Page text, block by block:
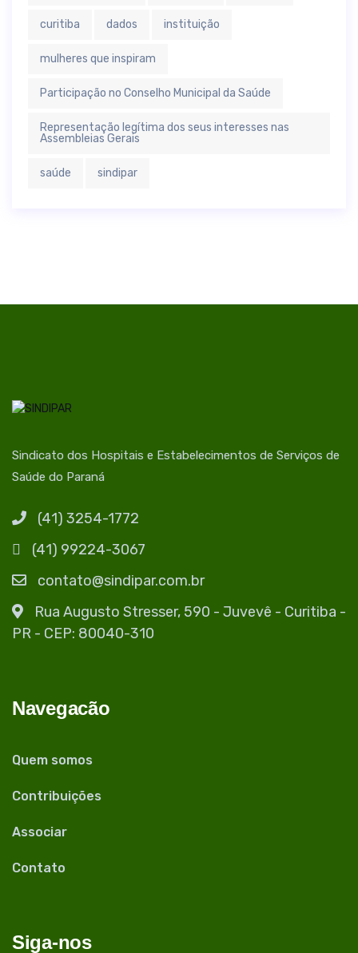
curitiba dados instituição
mulheres que inspiram
Participação no Conselho Municipal da Saúde
Representação legítima dos seus interesses nas
Assembleias Gerais
saúde sindipar
Sindicato dos Hospitais e Estabelecimentos de Serviços de
Saúde do Paraná
(41) 3254-1772
(41) 99224-3067
contato@sindipar.com.br
Rua Augusto Stresser, 590 - Juvevê - Curitiba -
PR - CEP: 80040-310
Navegacão
Quem somos
Contribuições
Associar
Contato
Siga-nos